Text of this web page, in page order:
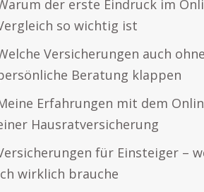
der erste Eindruck im
so wichtig ist
Versicherungen auch ohne
Beratung klappen
Erfahrungen mit dem
Hausratversicherung
für Einsteiger –
wirklich brauche